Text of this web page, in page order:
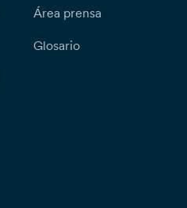
Área prensa
Glosario